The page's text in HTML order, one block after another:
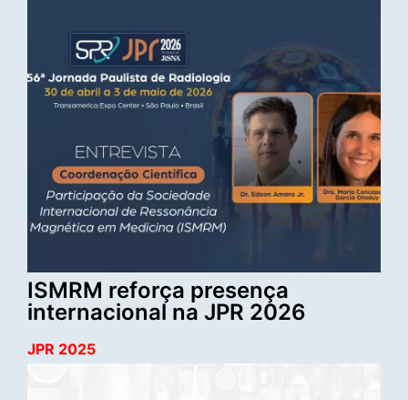
ISMRM reforça presença
internacional na JPR 2026
JPR 2025